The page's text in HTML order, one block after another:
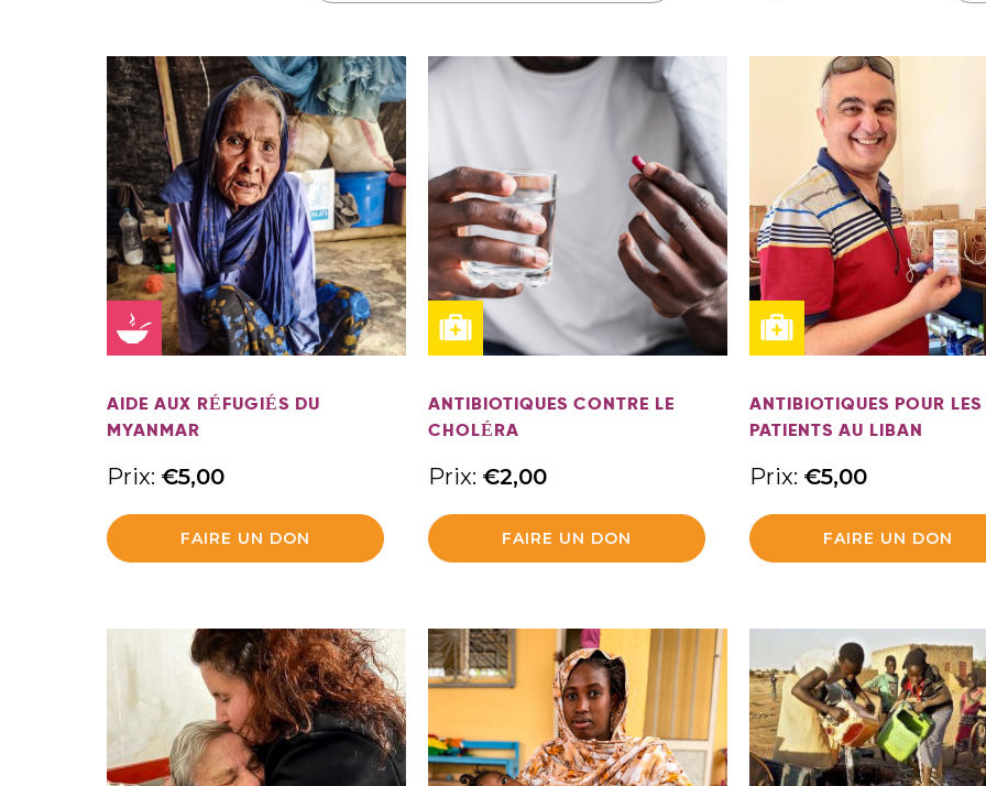
AIDE AUX RÉFUGIÉS DU
MYANMAR
Prix: €5,00
FAIRE UN DON
ANTIBIOTIQUES CONTRE LE
CHOLÉRA
Prix: €2,00
FAIRE UN DON
ANTIBIOTIQUES POUR LES
PATIENTS AU LIBAN
Prix: €5,00
FAIRE UN DON